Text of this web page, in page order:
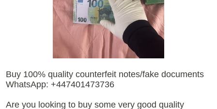
Buy 100% quality counterfeit notes/fake documents
WhatsApp: +447401473736
Are you looking to buy some very good quality